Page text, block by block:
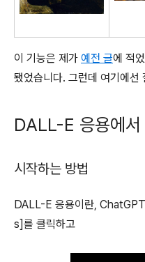
이 기능은 제가 예전 글에 적
됐었습니다. 그런데 여기에선
DALL-E 응용에서
시작하는 방법
DALL-E 응용이란,
s]를 클릭하고